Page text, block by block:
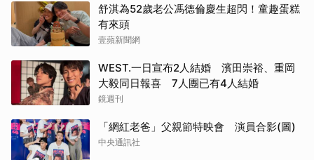
舒淇為52歲老公馮德倫慶生超閃！童趣蛋糕
有來頭
壹蘋新聞網
WEST.一日宣布2人結婚 濱田崇裕、重岡
大毅同日報喜 7人團已有4人結婚
鏡週刊
「網紅老爸」父親節特映會 演員合影(圖)
中央通訊社